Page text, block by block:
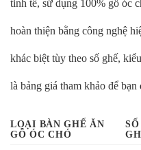
tinh tế, sử dụng 100% gỗ óc
hoàn thiện bằng công nghệ
khác biệt tùy theo số ghế,
là bảng giá tham khảo để bạn
LOẠI BÀN GHẾ ĂN
GỖ ÓC CHÓ
SỐ